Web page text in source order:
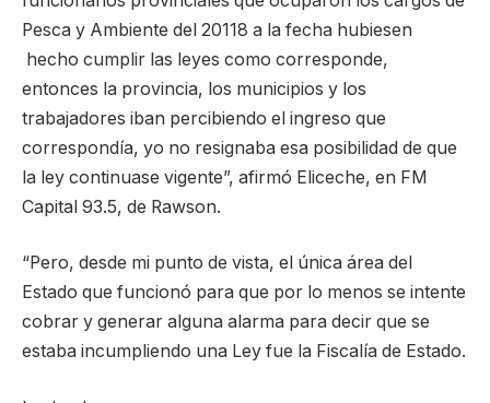
Pesca y Ambiente del 20118 a la fecha hubiesen
hecho cumplir las leyes como corresponde,
entonces la provincia, los municipios y los
trabajadores iban percibiendo el ingreso que
correspondía, yo no resignaba esa posibilidad de que
la ley continuase vigente”, afirmó Eliceche, en FM
Capital 93.5, de Rawson.
“Pero, desde mi punto de vista, el única área del
Estado que funcionó para que por lo menos se intente
cobrar y generar alguna alarma para decir que se
estaba incumpliendo una Ley fue la Fiscalía de Estado.